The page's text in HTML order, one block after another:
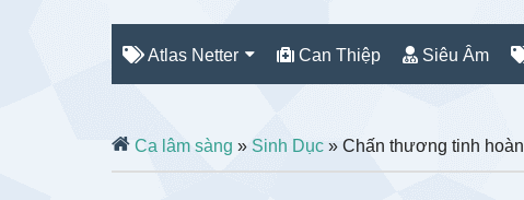
Atlas Netter Can Thiệp Siêu Âm
Ca lâm sàng » Sinh Dục » Chấn thương tinh hoàn